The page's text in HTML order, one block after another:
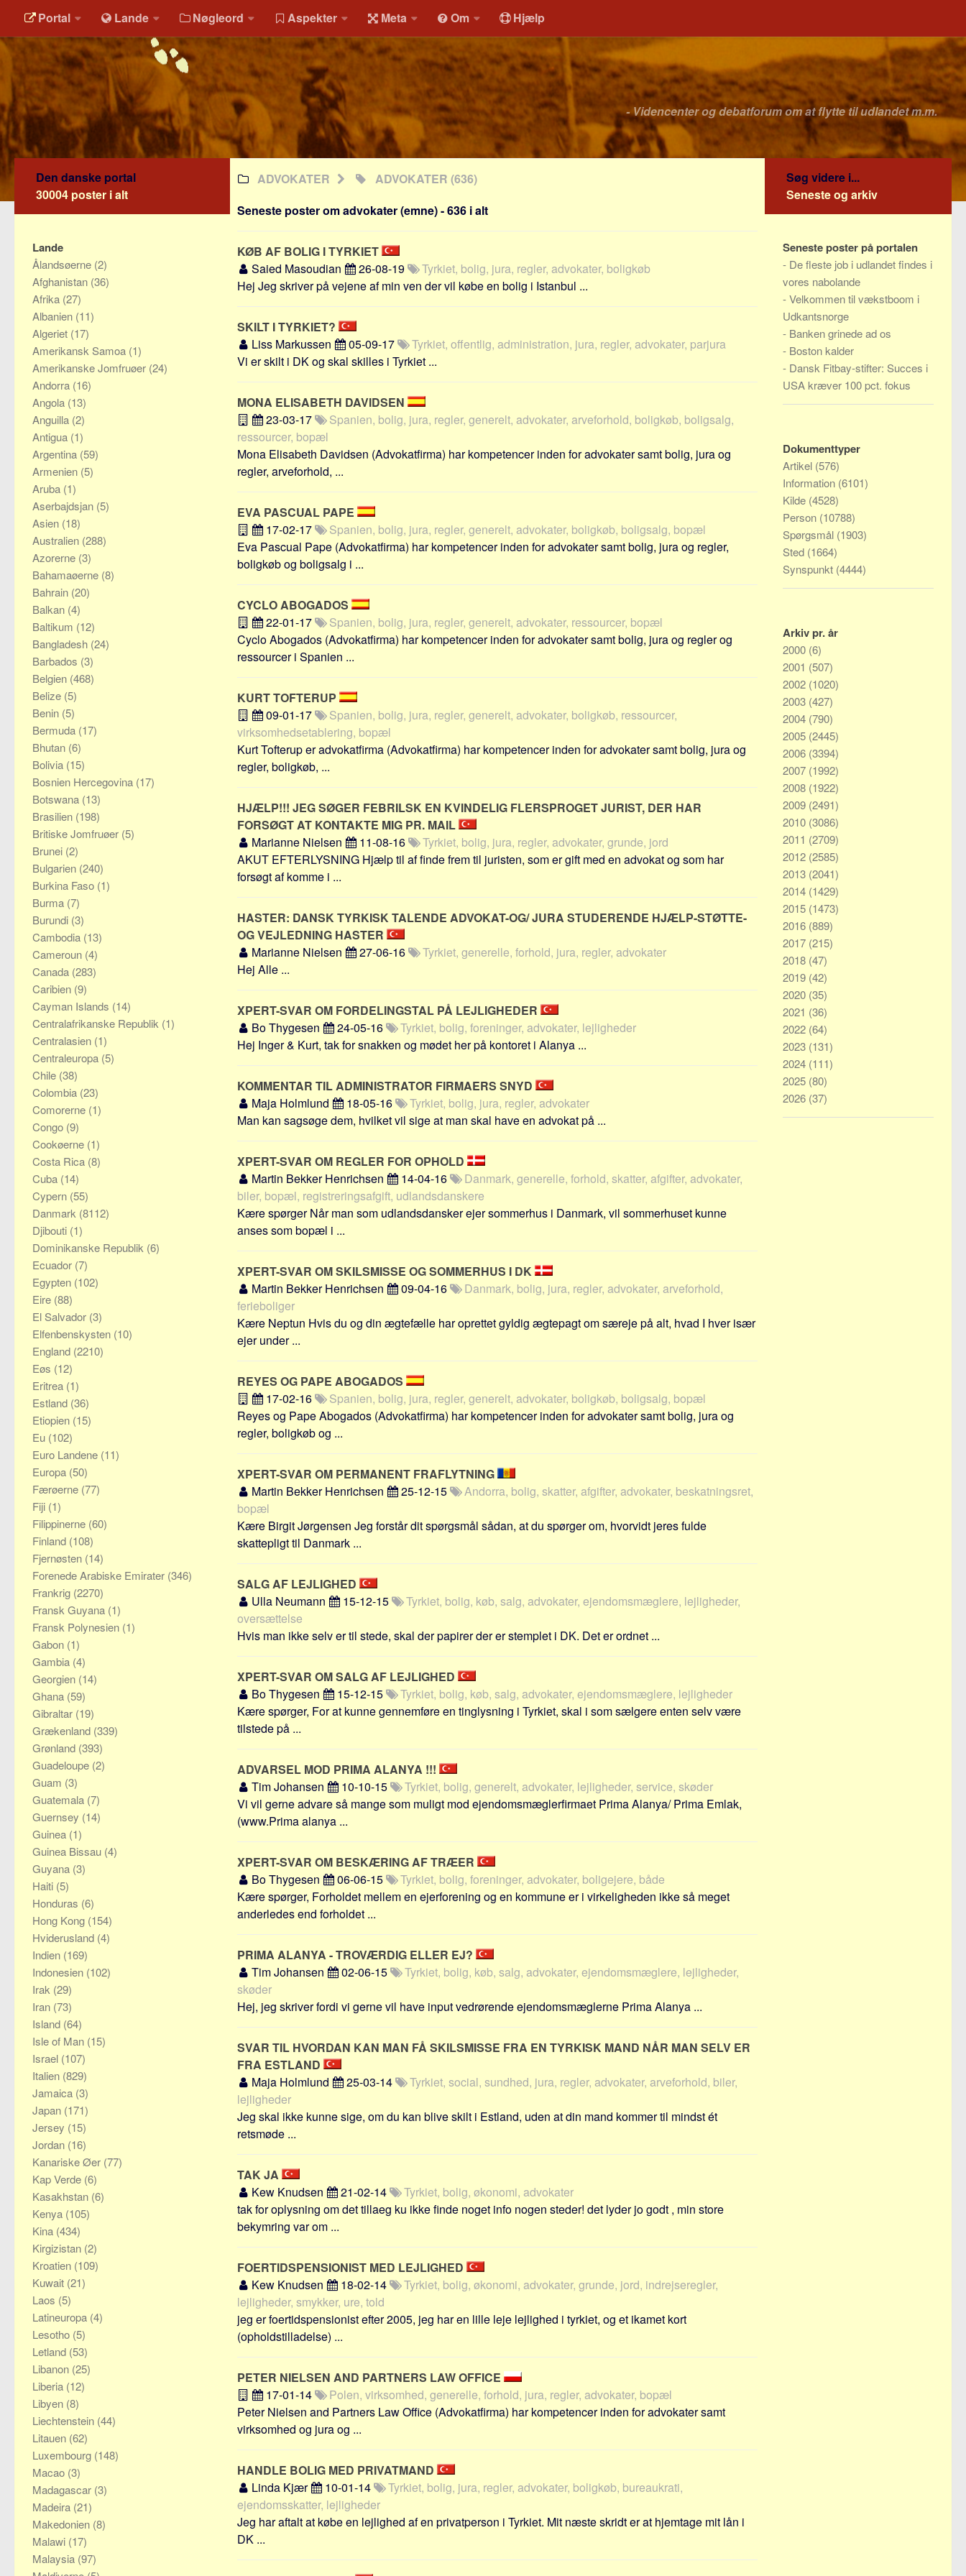
Portal Lande Nøgleord Aspekter Meta Om Hjælp
- Videncenter og debatforum om at flytte til udlandet m.m.
ADVOKATER ADVOKATER (636)
Seneste poster om advokater (emne) - 636 i alt
KØB AF BOLIG I TYRKIET
Saied Masoudian
26-08-19
Tyrkiet, bolig, jura, regler, advokater, boligkøb
Hej Jeg skriver på vejene af min ven der vil købe en bolig i Istanbul ...
SKILT I TYRKIET?
Liss Markussen
05-09-17
Tyrkiet, offentlig, administration, jura, regler, advokater, parjura
Vi er skilt i DK og skal skilles i Tyrkiet ...
MONA ELISABETH DAVIDSEN
23-03-17
Spanien, bolig, jura, regler, generelt, advokater, arveforhold, boligkøb, boligsalg,
ressourcer, bopæl
Mona Elisabeth Davidsen (Advokatfirma) har kompetencer inden for advokater samt bolig, jura og
regler, arveforhold, ...
EVA PASCUAL PAPE
17-02-17
Spanien, bolig, jura, regler, generelt, advokater, boligkøb, boligsalg, bopæl
Eva Pascual Pape (Advokatfirma) har kompetencer inden for advokater samt bolig, jura og regler,
boligkøb og boligsalg i ...
CYCLO ABOGADOS
22-01-17
Spanien, bolig, jura, regler, generelt, advokater, ressourcer, bopæl
Cyclo Abogados (Advokatfirma) har kompetencer inden for advokater samt bolig, jura og regler og
ressourcer i Spanien ...
KURT TOFTERUP
09-01-17
Spanien, bolig, jura, regler, generelt, advokater, boligkøb, ressourcer,
virksomhedsetablering, bopæl
Kurt Tofterup er advokatfirma (Advokatfirma) har kompetencer inden for advokater samt bolig, jura og
regler, boligkøb, ...
HJÆLP!!! JEG SØGER FEBRILSK EN KVINDELIG FLERSPROGET JURIST, DER HAR
FORSØGT AT KONTAKTE MIG PR. MAIL
Marianne Nielsen
11-08-16
Tyrkiet, bolig, jura, regler, advokater, grunde, jord
AKUT EFTERLYSNING Hjælp til af finde frem til juristen, som er gift med en advokat og som har
forsøgt af komme i ...
HASTER: DANSK TYRKISK TALENDE ADVOKAT-OG/ JURA STUDERENDE HJÆLP-STØTTE-
OG VEJLEDNING HASTER
Marianne Nielsen
27-06-16
Tyrkiet, generelle, forhold, jura, regler, advokater
Hej Alle ...
XPERT-SVAR OM FORDELINGSTAL PÅ LEJLIGHEDER
Bo Thygesen
24-05-16
Tyrkiet, bolig, foreninger, advokater, lejligheder
Hej Inger & Kurt, tak for snakken og mødet her på kontoret i Alanya ...
KOMMENTAR TIL ADMINISTRATOR FIRMAERS SNYD
Maja Holmlund
18-05-16
Tyrkiet, bolig, jura, regler, advokater
Man kan sagsøge dem, hvilket vil sige at man skal have en advokat på ...
XPERT-SVAR OM REGLER FOR OPHOLD
Martin Bekker Henrichsen
14-04-16
Danmark, generelle, forhold, skatter, afgifter, advokater,
biler, bopæl, registreringsafgift, udlandsdanskere
Kære spørger Når man som udlandsdansker ejer sommerhus i Danmark, vil sommerhuset kunne
anses som bopæl i ...
XPERT-SVAR OM SKILSMISSE OG SOMMERHUS I DK
Martin Bekker Henrichsen
09-04-16
Danmark, bolig, jura, regler, advokater, arveforhold,
ferieboliger
Kære Neptun Hvis du og din ægtefælle har oprettet gyldig ægtepagt om særeje på alt, hvad I hver især
ejer under ...
REYES OG PAPE ABOGADOS
17-02-16
Spanien, bolig, jura, regler, generelt, advokater, boligkøb, boligsalg, bopæl
Reyes og Pape Abogados (Advokatfirma) har kompetencer inden for advokater samt bolig, jura og
regler, boligkøb og ...
XPERT-SVAR OM PERMANENT FRAFLYTNING
Martin Bekker Henrichsen
25-12-15
Andorra, bolig, skatter, afgifter, advokater, beskatningsret,
bopæl
Kære Birgit Jørgensen Jeg forstår dit spørgsmål sådan, at du spørger om, hvorvidt jeres fulde
skattepligt til Danmark ...
SALG AF LEJLIGHED
Ulla Neumann
15-12-15
Tyrkiet, bolig, køb, salg, advokater, ejendomsmæglere, lejligheder,
oversættelse
Hvis man ikke selv er til stede, skal der papirer der er stemplet i DK. Det er ordnet ...
XPERT-SVAR OM SALG AF LEJLIGHED
Bo Thygesen
15-12-15
Tyrkiet, bolig, køb, salg, advokater, ejendomsmæglere, lejligheder
Kære spørger, For at kunne gennemføre en tinglysning i Tyrkiet, skal i som sælgere enten selv være
tilstede på ...
ADVARSEL MOD PRIMA ALANYA !!!
Tim Johansen
10-10-15
Tyrkiet, bolig, generelt, advokater, lejligheder, service, skøder
Vi vil gerne advare så mange som muligt mod ejendomsmæglerfirmaet Prima Alanya/ Prima Emlak,
(www.Prima alanya ...
XPERT-SVAR OM BESKÆRING AF TRÆER
Bo Thygesen
06-06-15
Tyrkiet, bolig, foreninger, advokater, boligejere, både
Kære spørger, Forholdet mellem en ejerforening og en kommune er i virkeligheden ikke så meget
anderledes end forholdet ...
PRIMA ALANYA - TROVÆRDIG ELLER EJ?
Tim Johansen
02-06-15
Tyrkiet, bolig, køb, salg, advokater, ejendomsmæglere, lejligheder,
skøder
Hej, jeg skriver fordi vi gerne vil have input vedrørende ejendomsmæglerne Prima Alanya ...
SVAR TIL HVORDAN KAN MAN FÅ SKILSMISSE FRA EN TYRKISK MAND NÅR MAN SELV ER
FRA ESTLAND
Maja Holmlund
25-03-14
Tyrkiet, social, sundhed, jura, regler, advokater, arveforhold, biler,
lejligheder
Jeg skal ikke kunne sige, om du kan blive skilt i Estland, uden at din mand kommer til mindst ét
retsmøde ...
TAK JA
Kew Knudsen
21-02-14
Tyrkiet, bolig, økonomi, advokater
tak for oplysning om det tillaeg ku ikke finde noget info nogen steder! det lyder jo godt , min store
bekymring var om ...
FOERTIDSPENSIONIST MED LEJLIGHED
Kew Knudsen
18-02-14
Tyrkiet, bolig, økonomi, advokater, grunde, jord, indrejseregler,
lejligheder, smykker, ure, told
jeg er foertidspensionist efter 2005, jeg har en lille leje lejlighed i tyrkiet, og et ikamet kort
(opholdstilladelse) ...
PETER NIELSEN AND PARTNERS LAW OFFICE
17-01-14
Polen, virksomhed, generelle, forhold, jura, regler, advokater, bopæl
Peter Nielsen and Partners Law Office (Advokatfirma) har kompetencer inden for advokater samt
virksomhed og jura og ...
HANDLE BOLIG MED PRIVATMAND
Linda Kjær
10-01-14
Tyrkiet, bolig, jura, regler, advokater, boligkøb, bureaukrati,
ejendomsskatter, lejligheder
Jeg har aftalt at købe en lejlighed af en privatperson i Tyrkiet. Mit næste skridt er at hjemtage mit lån i
DK ...
Den danske portal
30004 poster i alt
Lande
Ålandsøerne (2)
Afghanistan (36)
Afrika (27)
Albanien (11)
Algeriet (17)
Amerikansk Samoa (1)
Amerikanske Jomfruøer (24)
Andorra (16)
Angola (13)
Anguilla (2)
Antigua (1)
Argentina (59)
Armenien (5)
Aruba (1)
Aserbajdsjan (5)
Asien (18)
Australien (288)
Azorerne (3)
Bahamaøerne (8)
Bahrain (20)
Balkan (4)
Baltikum (12)
Bangladesh (24)
Barbados (3)
Belgien (468)
Belize (5)
Benin (5)
Bermuda (17)
Bhutan (6)
Bolivia (15)
Bosnien Hercegovina (17)
Botswana (13)
Brasilien (198)
Britiske Jomfruøer (5)
Brunei (2)
Bulgarien (240)
Burkina Faso (1)
Burma (7)
Burundi (3)
Cambodia (13)
Cameroun (4)
Canada (283)
Caribien (9)
Cayman Islands (14)
Centralafrikanske Republik (1)
Centralasien (1)
Centraleuropa (5)
Chile (38)
Colombia (23)
Comorerne (1)
Congo (9)
Cookøerne (1)
Costa Rica (8)
Cuba (14)
Cypern (55)
Danmark (8112)
Djibouti (1)
Dominikanske Republik (6)
Ecuador (7)
Egypten (102)
Eire (88)
El Salvador (3)
Elfenbenskysten (10)
England (2210)
Eøs (12)
Eritrea (1)
Estland (36)
Etiopien (15)
Eu (102)
Euro Landene (11)
Europa (50)
Færøerne (77)
Fiji (1)
Filippinerne (60)
Finland (108)
Fjernøsten (14)
Forenede Arabiske Emirater (346)
Frankrig (2270)
Fransk Guyana (1)
Fransk Polynesien (1)
Gabon (1)
Gambia (4)
Georgien (14)
Ghana (59)
Gibraltar (19)
Grækenland (339)
Grønland (393)
Guadeloupe (2)
Guam (3)
Guatemala (7)
Guernsey (14)
Guinea (1)
Guinea Bissau (4)
Guyana (3)
Haiti (5)
Honduras (6)
Hong Kong (154)
Hviderusland (4)
Indien (169)
Indonesien (102)
Irak (29)
Iran (73)
Island (64)
Isle of Man (15)
Israel (107)
Italien (829)
Jamaica (3)
Japan (171)
Jersey (15)
Jordan (16)
Kanariske Øer (77)
Kap Verde (6)
Kasakhstan (6)
Kenya (105)
Kina (434)
Kirgizistan (2)
Kroatien (109)
Kuwait (21)
Laos (5)
Latineuropa (4)
Lesotho (5)
Letland (53)
Libanon (25)
Liberia (12)
Libyen (8)
Liechtenstein (44)
Litauen (62)
Luxembourg (148)
Macao (3)
Madagascar (3)
Madeira (21)
Makedonien (8)
Malawi (17)
Malaysia (97)
Søg videre i...
Seneste og arkiv
Seneste poster på portalen
- De fleste job i udlandet findes i
vores nabolande
-Velkommen til vækstboom i
Udkantsnorge
- Banken grinede ad os
- Boston kalder
- Dansk Fitbay-stifter: Succes i
USA kræver 100 pct. fokus
Dokumenttyper
Artikel (576)
Information (6101)
Kilde (4528)
Person (10788)
Spørgsmål (1903)
Sted (1664)
Synspunkt (4444)
Arkiv pr. år
2000 (6)
2001 (507)
2002 (1020)
2003 (427)
2004 (790)
2005 (2445)
2006 (3394)
2007 (1992)
2008 (1922)
2009 (2491)
2010 (3086)
2011 (2709)
2012 (2585)
2013 (2041)
2014 (1429)
2015 (1473)
2016 (889)
2017 (215)
2018 (47)
2019 (42)
2020 (35)
2021 (36)
2022 (64)
2023 (131)
2024 (111)
2025 (80)
2026 (37)